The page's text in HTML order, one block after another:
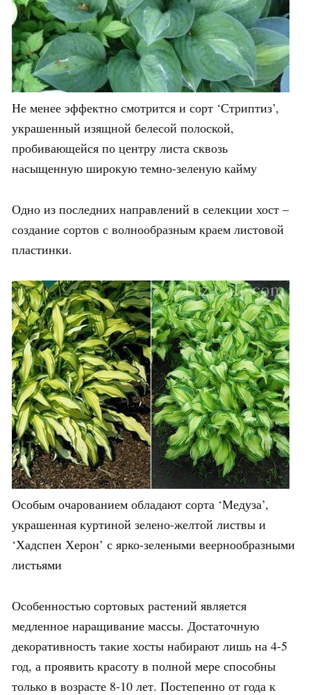
Не менее эффектно смотрится и сорт ‘Стриптиз’,
украшенный изящной белесой полоской,
пробивающейся по центру листа сквозь
насыщенную широкую темно-зеленую кайму
Одно из последних направлений в селекции хост –
создание сортов с волнообразным краем листовой
пластинки.
Особым очарованием обладают сорта ‘Медуза’,
украшенная куртиной зелено-желтой листвы и
‘Хадспен Херон’ с ярко-зелеными веернообразными
листьями
Особенностью сортовых растений является
медленное наращивание массы. Достаточную
декоративность такие хосты набирают лишь на 4-5
год, а проявить красоту в полной мере способны
только в возрасте 8-10 лет. Постепенно от года к